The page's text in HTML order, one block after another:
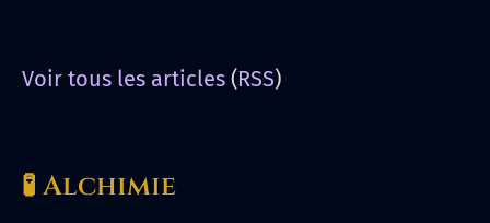
Voir tous les articles (RSS)
🧪 Alchimie